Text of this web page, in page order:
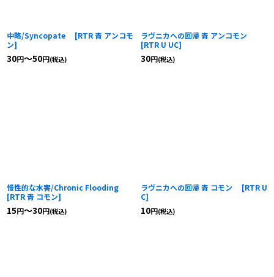
中略/Syncopate [RTR 青 アンコモ
ン]
30円～50円(税込)
ラヴニカへの回帰 青 アンコモン
[RTR U UC]
30円(税込)
慢性的な水害/Chronic Flooding
[RTR 青 コモン]
15円～30円(税込)
ラヴニカへの回帰 青 コモン [RTR U
C]
10円(税込)